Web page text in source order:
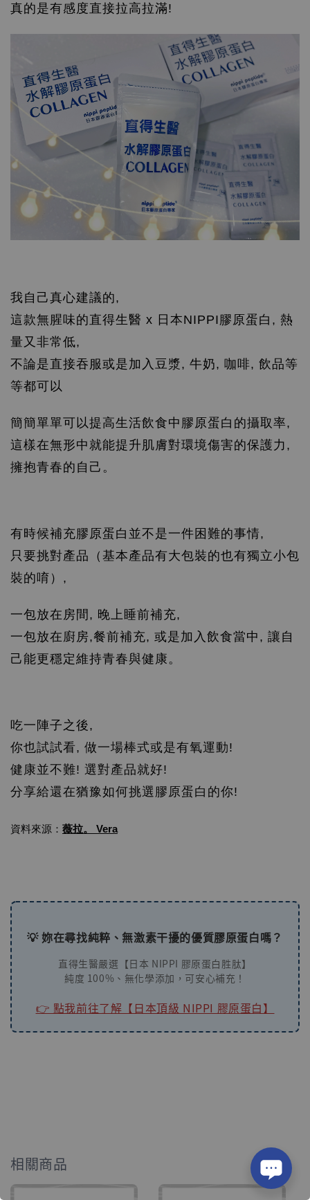
真的是有感度直接拉高拉滿!
我自己真心建議的,
這款無腥味的直得生醫 x 日本NIPPI膠原蛋白, 熱
量又非常低,
不論是直接吞服或是加入豆漿, 牛奶, 咖啡, 飲品等
等都可以
簡簡單單可以提高生活飲食中膠原蛋白的攝取率,
這樣在無形中就能提升肌膚對環境傷害的保護力,
擁抱青春的自己。
有時候補充膠原蛋白並不是一件困難的事情,
只要挑對產品（基本產品有大包裝的也有獨立小包
裝的唷）,
一包放在房間, 晚上睡前補充,
一包放在廚房,餐前補充, 或是加入飲食當中, 讓自
己能更穩定維持青春與健康。
吃一陣子之後,
你也試試看, 做一場棒式或是有氧運動!
健康並不難! 選對產品就好!
分享給還在猶豫如何挑選膠原蛋白的你!
資料來源： 薇拉。 Vera
💡 妳在尋找純粹、無激素干擾的優質膠原蛋白嗎？
直得生醫嚴選【日本 NIPPI 膠原蛋白胜肽】
純度 100%、無化學添加，可安心補充！
👉 點我前往了解【日本頂級 NIPPI 膠原蛋白】
相關商品